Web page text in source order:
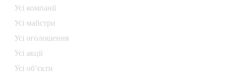
Усі компанії
Усі майстри
Усі оголошення
Усі акції
Усі об’єкти